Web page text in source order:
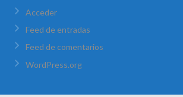
Acceder
Feed de entradas
Feed de comentarios
WordPress.org